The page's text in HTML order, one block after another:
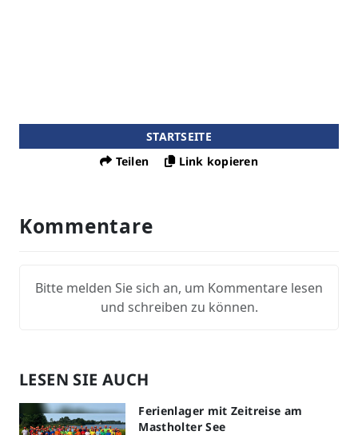
STARTSEITE
Teilen
Link kopieren
Kommentare
Bitte melden Sie sich an, um Kommentare lesen
und schreiben zu können.
LESEN SIE AUCH
Ferienlager mit Zeitreise am
Mastholter See